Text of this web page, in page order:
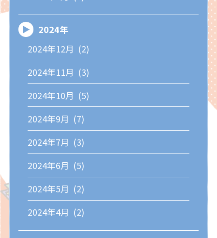
2024年
2024年12月 (2)
2024年11月 (3)
2024年10月 (5)
2024年9月 (7)
2024年7月 (3)
2024年6月 (5)
2024年5月 (2)
2024年4月 (2)